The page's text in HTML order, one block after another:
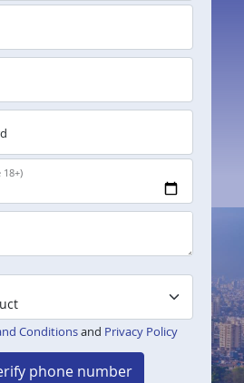
Conditionsand Privacy Policy
phone number